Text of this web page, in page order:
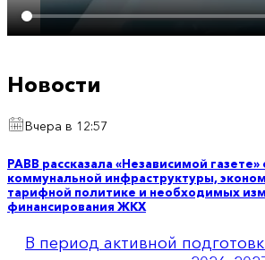
Новости
Вчера в 12:57
РАВВ рассказала «Независимой газете»
коммунальной инфраструктуры,
тарифной политике и необходимых
финансирования ЖКХ
В период активной